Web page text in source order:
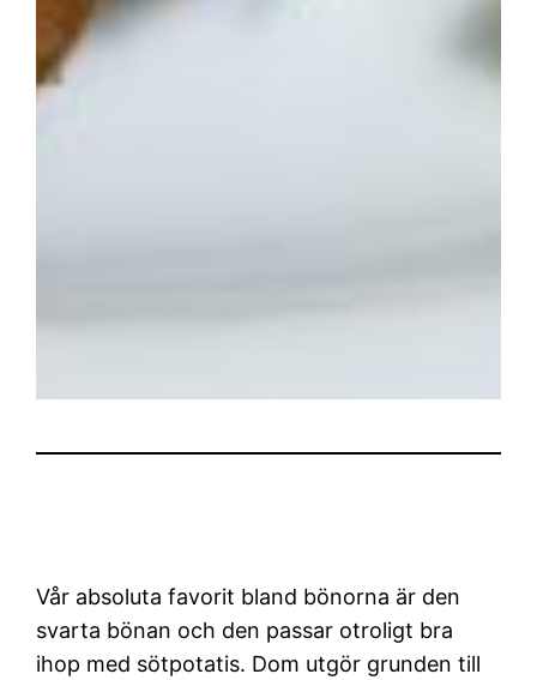
Vår absoluta favorit bland bönorna är den
svarta bönan och den passar otroligt bra
ihop med sötpotatis. Dom utgör grunden till